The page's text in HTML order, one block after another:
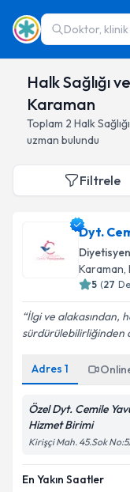
Doktor, klinik
Halk Sağlığı
Karaman
Toplam 2 Halk
uzman bulundu
Filtrele
Dyt.
Diyetisyen
Karaman,
5 (27
İlgi ve alakasından,
sürdürülebilirliğinden
Adres 1
Özel Dyt. Cemile
Hizmet Birimi
Kirişçi Mah. 45.Sok
En Yakın Saatler